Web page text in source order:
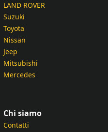
LAND ROVER
Suzuki
Toyota
Nissan
Jeep
Mitsubishi
Mercedes
Chi siamo
Contatti